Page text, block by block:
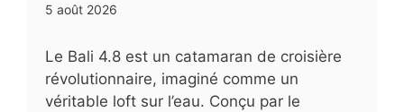
5 août 2026
Le Bali 4.8 est un catamaran de croisière
révolutionnaire, imaginé comme un
véritable loft sur l’eau. Conçu par le